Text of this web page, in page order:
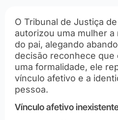
O Tribunal de Justiça
autorizou uma mulher
do pai, alegando
decisão reconhece que
uma formalidade, ele
vínculo afetivo e a
pessoa.
Vínculo afetivo